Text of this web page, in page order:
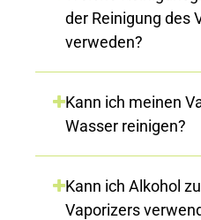
der Reinigung des
verweden?
Kann ich meinen
Wasser reinigen?
Kann ich Alkohol
Vaporizers